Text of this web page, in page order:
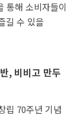
통해 소비자들이
길 수 있을
, 비비고 만두
립 70주년 기념